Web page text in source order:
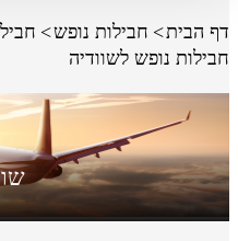
דף הבית חבילות נופש
חבילות נופש לשוודיה